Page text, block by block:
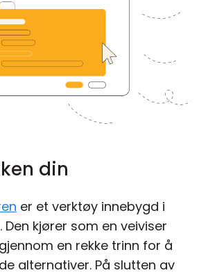
din
er et verktøy innebygd i
kjører som en veiviser
en rekke trinn for å
alternativer. På slutten av